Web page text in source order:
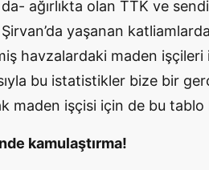
ağırlıkta olan TTK ve
yaşanan
havzalardaki maden
bu istatistikler bize bir
maden işçisi için de bu tablo
kamulaştırma!